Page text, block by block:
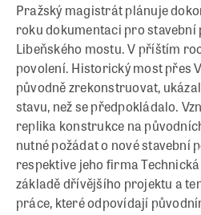
Pražský magistrát plánuje
roku dokumentaci pro stavební
Libeňského mostu. V příštím
povolení. Historický most přes
původně zrekonstruovat,
stavu, než se předpokládalo.
replika konstrukce na
nutné požádat o nové stavební
respektive jeho firma
základě dřívějšího projektu a
práce, které odpovídají